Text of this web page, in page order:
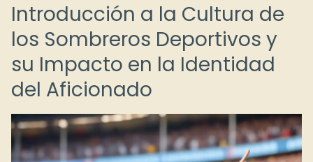
Introducción a la Cultura de
los Sombreros Deportivos y
su Impacto en la Identidad
del Aficionado